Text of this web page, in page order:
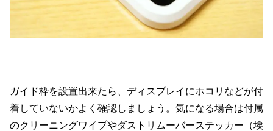
ガイド枠を設置出来たら、ディスプレイにホコリなどが付
着していないかよく確認しましょう。気になる場合は付属
のクリーニングワイプやダストリムーバーステッカー（埃